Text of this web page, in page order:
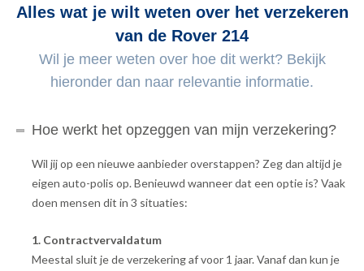
Alles wat je wilt weten over het verzekeren
van de Rover 214
Wil je meer weten over hoe dit werkt? Bekijk
hieronder dan naar relevantie informatie.
Hoe werkt het opzeggen van mijn verzekering?
Wil jij op een nieuwe aanbieder overstappen? Zeg dan altijd je
eigen auto-polis op. Benieuwd wanneer dat een optie is? Vaak
doen mensen dit in 3 situaties:
1. Contractvervaldatum
Meestal sluit je de verzekering af voor 1 jaar. Vanaf dan kun je